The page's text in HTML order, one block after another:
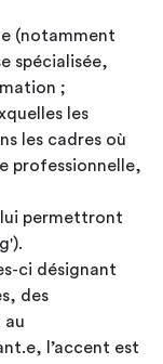
(notamment
spécialisée,
;
les
les cadres où
professionnelle,
lui permettront
ci désignant
des
au
l’accent est